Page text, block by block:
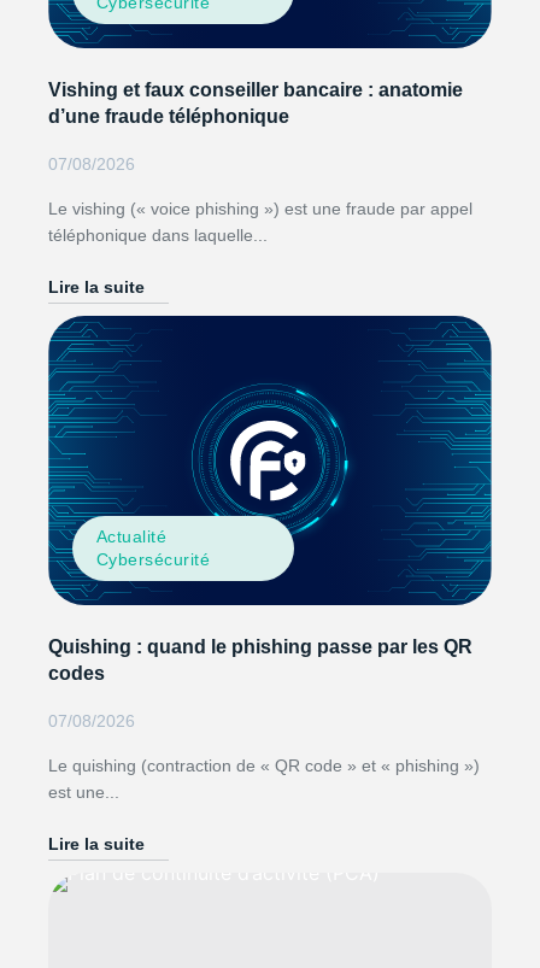
Vishing et faux conseiller bancaire : anatomie
d’une fraude téléphonique
07/08/2026
Le vishing (« voice phishing ») est une fraude par appel
téléphonique dans laquelle...
Lire la suite
Actualité
Cybersécurité
Quishing : quand le phishing passe par les QR
codes
07/08/2026
Le quishing (contraction de « QR code » et « phishing »)
est une...
Lire la suite